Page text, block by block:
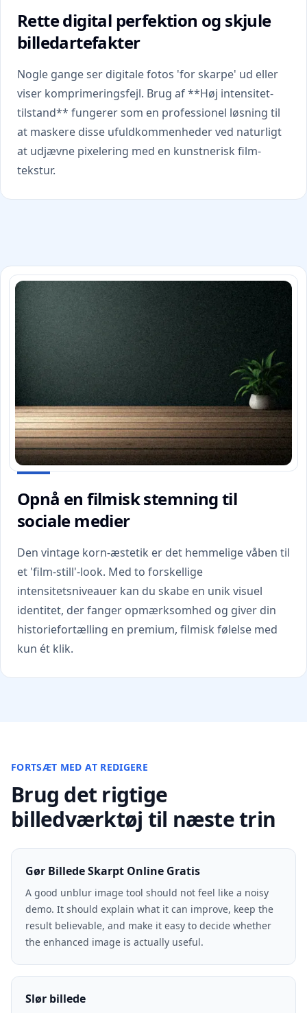
Rette digital perfektion og skjule
billedartefakter
Nogle gange ser digitale fotos 'for skarpe' ud eller
viser komprimeringsfejl. Brug af **Høj intensitet-
tilstand** fungerer som en professionel løsning til
at maskere disse ufuldkommenheder ved naturligt
at udjævne pixelering med en kunstnerisk film-
tekstur.
Opnå en filmisk stemning til
sociale medier
Den vintage korn-æstetik er det hemmelige våben til
et 'film-still'-look. Med to forskellige
intensitetsniveauer kan du skabe en unik visuel
identitet, der fanger opmærksomhed og giver din
historiefortælling en premium, filmisk følelse med
kun ét klik.
FORTSÆT MED AT REDIGERE
Brug det rigtige
billedværktøj til næste trin
Gør Billede Skarpt Online Gratis
A good unblur image tool should not feel like a noisy
demo. It should explain what it can improve, keep the
result believable, and make it easy to decide whether
the enhanced image is actually useful.
Slør billede